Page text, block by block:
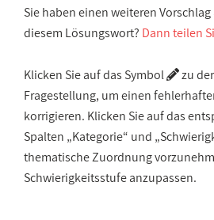
Sie haben einen weiteren
diesem Lösungswort? Dann teilen
Klicken Sie auf das Symbol
zu
Fragestellung, um einen
korrigieren. Klicken Sie auf das
Spalten „Kategorie“ und
thematische Zuordnung
Schwierigkeitsstufe anzupassen.